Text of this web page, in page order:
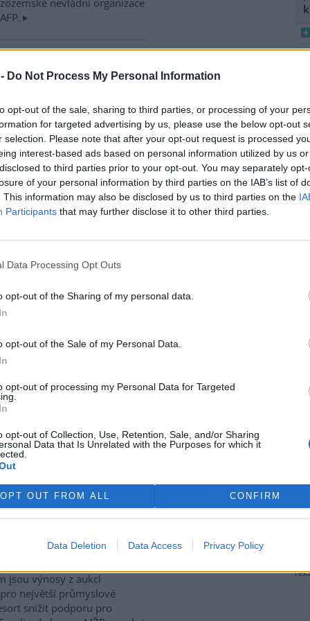
Do Not Process My Personal Information
opt-out of the sale, sharing to third parties, or processing of your
for targeted advertising by us, please use the below opt-out
selection. Please note that after your opt-out request is processed
interest-based ads based on personal information utilized by us
to third parties prior to your opt-out. You may separately
of your personal information by third parties on the IAB’s list of
This information may also be disclosed by us to third parties on the
Participants that may further disclose it to other third parties.
Data Processing Opt Outs
opt-out of the Sharing of my personal data.
opt-out of the Sale of my Personal Data.
opt-out of processing my Personal Data for Targeted
opt-out of Collection, Use, Retention, Sale, and/or Sharing
Data that Is Unrelated with the Purposes for which it
OPT OUT FROM ALL CONFIRM
Data Deletion Data Access Privacy Policy
řeky minimální průtoky
jihočeských řekách historicky
průtok vody. Nejhorší je
v rovinatých oblastech,
na Českobudějovicku. ČTK
krajině,
12
významně zvyšují počet i
krajině. Biodiverzitě
také staré stodoly,
ptákům poskytují úkryt i
krajině naopak
obratlovců Akademie
přesun peněz z výnosů
ČR kritizují
životního prostředí
za plánovaný přesun peněz z
v
tiskové zprávěa
chce podle nich
jsou výnosy z aukcí
největší průmyslové
snížit podporu pro